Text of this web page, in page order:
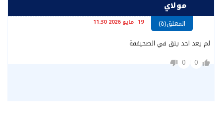
مولاي
المعلق(ة) 19 مايو 2026 11:30
لم يعد احد يتق في الصحيففة
0
0